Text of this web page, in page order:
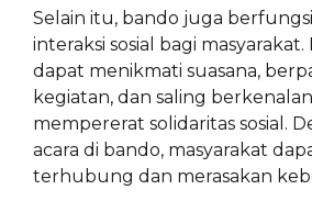
Selain itu, bando juga
interaksi sosial bagi
dapat menikmati suasana,
kegiatan, dan saling
mempererat solidaritas sosial.
acara di bando, masyarakat
terhubung dan merasakan